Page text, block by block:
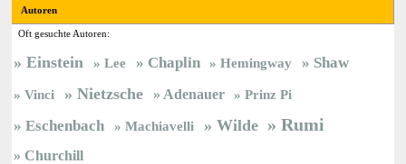
Autoren
Oft gesuchte Autoren:
Einstein Lee Chaplin Hemingway Shaw
Vinci Nietzsche Adenauer Prinz Pi
Eschenbach Machiavelli Wilde Rumi
Churchill